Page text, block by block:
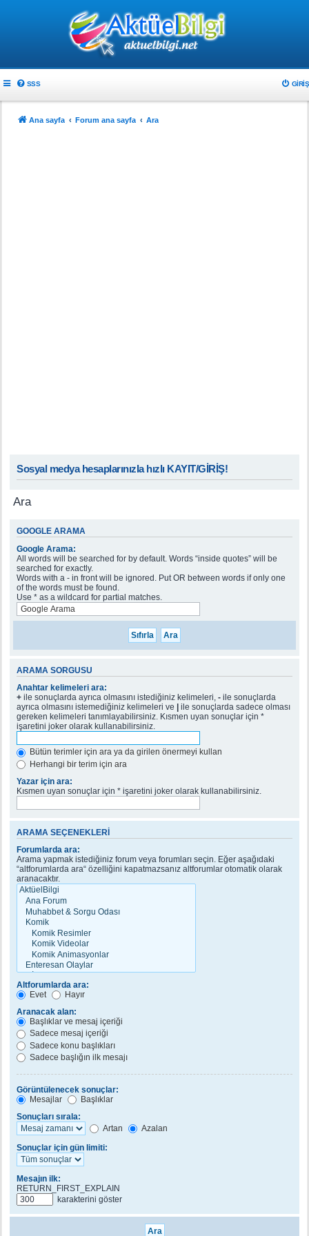
SSS GIRIŞ
Ana sayfa Forum ana sayfa Ara
Sosyal medya hesaplarınızla hızlı KAYIT/GİRİŞ!
Ara
GOOGLE ARAMA
Google Arama:
All words will be searched for by default. Words “inside quotes” will be
searched for exactly.
Words with a - in front will be ignored. Put OR between words if only one
of the words must be found.
Use * as a wildcard for partial matches.
ARAMA SORGUSU
Anahtar kelimeleri ara:
+ ile sonuçlarda ayrıca olmasını istediğiniz kelimeleri, - ile sonuçlarda
ayrıca olmasını istemediğiniz kelimeleri ve
ile sonuçlarda sadece olması
gereken kelimeleri tanımlayabilirsiniz. Kısmen uyan sonuçlar için *
işaretini joker olarak kullanabilirsiniz.
Bütün terimler için ara ya da girilen önermeyi kullan
Herhangi bir terim için ara
Yazar için ara:
Kısmen uyan sonuçlar için * işaretini joker olarak kullanabilirsiniz.
ARAMA SEÇENEKLERI
Forumlarda ara:
Arama yapmak istediğiniz forum veya forumları seçin. Eğer aşağıdaki
“altforumlarda ara“ özelliğini kapatmazsanız altforumlar otomatik olarak
aranacaktır.
Altforumlarda ara:
Evet
Hayır
Aranacak alan:
Başlıklar ve mesaj içeriği
Sadece mesaj içeriği
Sadece konu başlıkları
Sadece başlığın ilk mesajı
Görüntülenecek sonuçlar:
Mesajlar
Başlıklar
Sonuçları sırala:
Artan
Azalan
Sonuçlar için gün limiti:
Mesajın ilk:
RETURN_FIRST_EXPLAIN
karakterini göster